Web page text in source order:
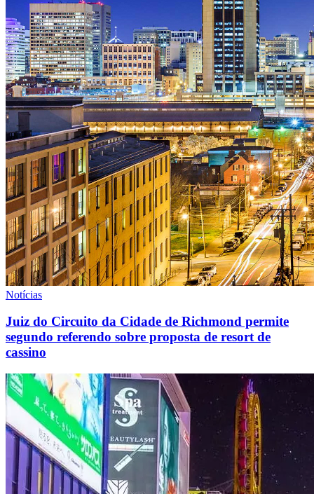
Notícias
Juiz do Circuito da Cidade de Richmond permite
segundo referendo sobre proposta de resort de
cassino